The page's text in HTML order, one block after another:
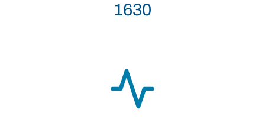
1669